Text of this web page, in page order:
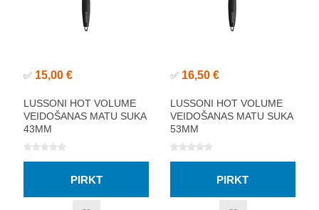
✅ 15,00 €
LUSSONI HOT VOLUME
VEIDOŠANAS MATU SUKA
43MM
✅ 16,50 €
LUSSONI HOT VOLUME
VEIDOŠANAS MATU SUKA
53MM